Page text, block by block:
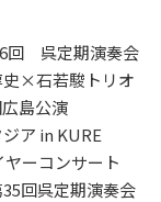
回 呉定期演奏会
×石若駿トリオ
島公演
ア in KURE
ーコンサート
回呉定期演奏会